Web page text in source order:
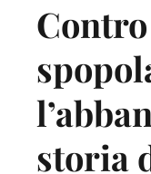
storia